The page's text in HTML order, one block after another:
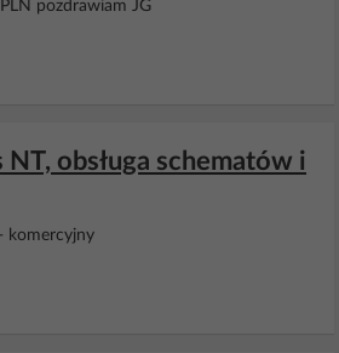
pozdrawiam JG
obsługa schematów i
komercyjny